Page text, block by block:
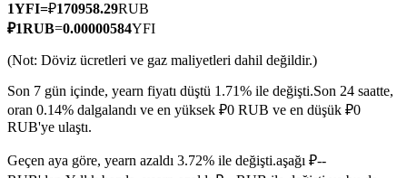
USDC Vadeli İşlemleri
1YFI=₽170958.29RUB
₽1RUB=0.00000584YFI
(Not: Döviz ücretleri ve gaz maliyetleri dahil değildir.)
Son 7 gün içinde, yearn fiyatı düştü 1.71% ile değişti.Son 24 saatte,
oran 0.14% dalgalandı ve en yüksek ₽0 RUB ve en düşük ₽0
RUB'ye ulaştı.
Geçen aya göre, yearn azaldı 3.72% ile değişti.aşağı ₽--